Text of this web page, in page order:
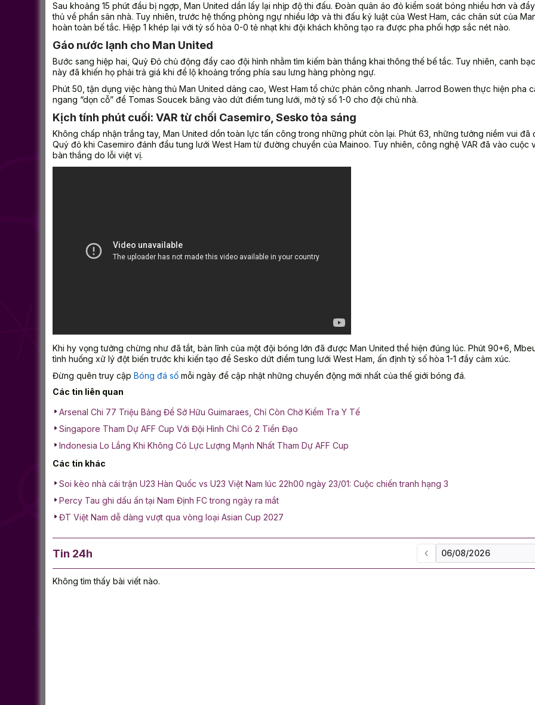
Sau khoảng 15 phút đầu bị ngợp, Man United dần lấy lại nhịp độ thi đấu. Đoàn quân áo đỏ kiểm soát bóng nhiều hơn và
thủ về phần sân nhà. Tuy nhiên, trước hệ thống phòng ngự nhiều lớp và thi đấu kỷ luật của West Ham, các chân sút của
hoàn toàn bế tắc. Hiệp 1 khép lại với tỷ số hòa 0-0 tẻ nhạt khi đội khách không tạo ra được pha phối hợp sắc nét nào.
Gáo nước lạnh cho Man United
Bước sang hiệp hai, Quỷ Đỏ chủ động đẩy cao đội hình nhằm tìm kiếm bàn thắng khai thông thế bế tắc. Tuy nhiên, canh
này đã khiến họ phải trả giá khi để lộ khoảng trống phía sau lưng hàng phòng ngự.
Phút 50, tận dụng việc hàng thủ Man United dâng cao, West Ham tổ chức phản công nhanh. Jarrod Bowen thực hiện pha
ngang “dọn cỗ” để Tomas Soucek băng vào dứt điểm tung lưới, mở tỷ số 1-0 cho đội chủ nhà.
Kịch tính phút cuối: VAR từ chối Casemiro, Sesko tỏa sáng
Không chấp nhận trắng tay, Man United dồn toàn lực tấn công trong những phút còn lại. Phút 63, những tưởng niềm vui đã
Quỷ đỏ khi Casemiro đánh đầu tung lưới West Ham từ đường chuyền của Mainoo. Tuy nhiên, công nghệ VAR đã vào cuộc
bàn thắng do lỗi việt vị.
Khi hy vọng tưởng chừng như đã tắt, bản lĩnh của một đội bóng lớn đã được Man United thể hiện đúng lúc. Phút 90+6,
tình huống xử lý đột biến trước khi kiến tạo để Sesko dứt điểm tung lưới West Ham, ấn định tỷ số hòa 1-1 đầy cảm xúc.
Đừng quên truy cập Bóng đá số mỗi ngày để cập nhật những chuyển động mới nhất của thế giới bóng đá.
Các tin liên quan
Arsenal Chi 77 Triệu Bảng Để Sở Hữu Guimaraes, Chỉ Còn Chờ Kiểm Tra Y Tế
Singapore Tham Dự AFF Cup Với Đội Hình Chỉ Có 2 Tiền Đạo
Indonesia Lo Lắng Khi Không Có Lực Lượng Mạnh Nhất Tham Dự AFF Cup
Các tin khác
Soi kèo nhà cái trận U23 Hàn Quốc vs U23 Việt Nam lúc 22h00 ngày 23/01: Cuộc chiến tranh hạng 3
Percy Tau ghi dấu ấn tại Nam Định FC trong ngày ra mắt
ĐT Việt Nam dễ dàng vượt qua vòng loại Asian Cup 2027
Tin 24h
Không tìm thấy bài viết nào.